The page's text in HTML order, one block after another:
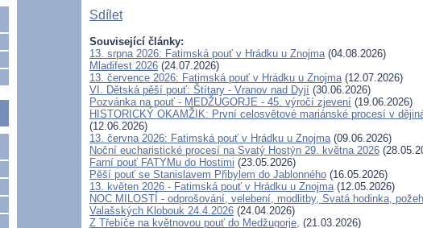
Sdílet
Související články:
13. srpna 2026: Fatimská pouť v Hrádku u Znojma(04.08.2026)
Mladifest 2026 (24.07.2026)
13. července 2026: Fatimská pouť v Hrádku u Znojma(12.07.2026)
VI. Dětská pěší pouť: Štítary - Vranov nad Dyjí (30.06.2026)
Pozvánka na pouť - MEDŽUGORJE - 45. výročí zjevení (19.06.2026)
HISTORICKÝ OKAMŽIK: První celosvětové mariánské procesí v
(12.06.2026)
13. června 2026: Fatimská pouť v Hrádku u Znojma(09.06.2026)
Noční eucharistické procesí na Svatý Hostýn 29. května 2026
Farní pouť FATYMu do Hostimi (23.05.2026)
Pěší pouť se Stanislavem Přibylem do Jablonného (16.05.2026)
13. květen 2026 - Fatimská pouť v Hrádku u Znojma(12.05.2026)
NOC MILOSTÍ - odprošování, velebení, modlitby, Svatá hodinka,
Valašských Klobouk 24.4.2026 (24.04.2026)
Z Třebíče na květnovou pouť do Medžugorje, (21.03.2026)